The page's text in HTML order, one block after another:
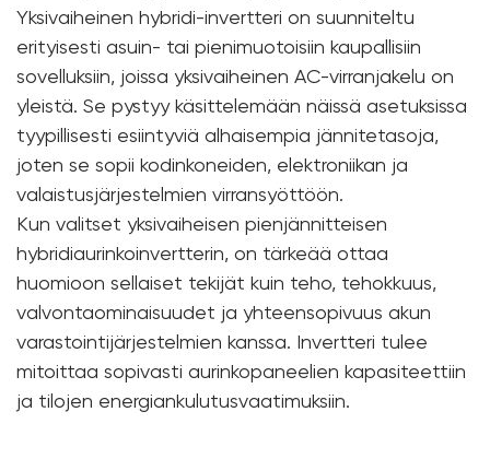
Yksivaiheinen hybridi-invertteri on suunniteltu
erityisesti asuin- tai pienimuotoisiin kaupallisiin
sovelluksiin, joissa yksivaiheinen AC-virranjakelu on
yleistä. Se pystyy käsittelemään näissä asetuksissa
tyypillisesti esiintyviä alhaisempia jännitetasoja,
joten se sopii kodinkoneiden, elektroniikan ja
valaistusjärjestelmien virransyöttöön.
Kun valitset yksivaiheisen pienjännitteisen
hybridiaurinkoinvertterin, on tärkeää ottaa
huomioon sellaiset tekijät kuin teho, tehokkuus,
valvontaominaisuudet ja yhteensopivuus akun
varastointijärjestelmien kanssa. Invertteri tulee
mitoittaa sopivasti aurinkopaneelien kapasiteettiin
ja tilojen energiankulutusvaatimuksiin.